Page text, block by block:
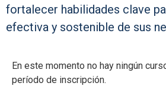
fortalecer habilidades clave
efectiva y sostenible de sus
En este momento no hay ningún
período de inscripción.